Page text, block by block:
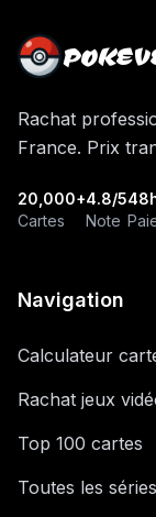
Rachat
France. Prix
20,000+
Cartes
4.8/5
Note
Navigation
Calculateur
Rachat jeux
Top 100 cartes
Toutes les séries